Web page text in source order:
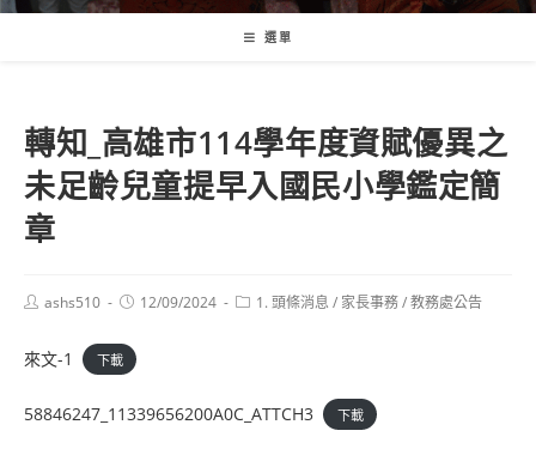
選單
轉知_高雄市114學年度資賦優異之
未足齡兒童提早入國民小學鑑定簡
章
Postashs510
Post12/09/2024
Post1. 頭條消息 / 家長事務/教務處公告
來文-1 下載
58846247_11339656200A0C_ATTCH3 下載